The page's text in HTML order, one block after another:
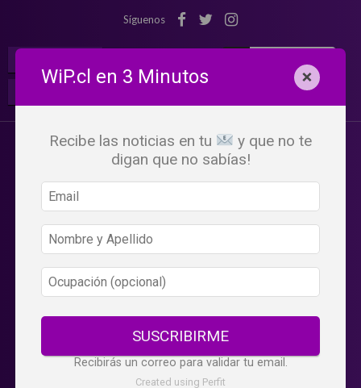
Síguenos
WiP.cl en 3 Minutos ×
Recibe las noticias en tu
y que no te
digan que no sabías!
SUSCRIBIRME
Recibirás un correo para validar tu email.
Created using Perfit